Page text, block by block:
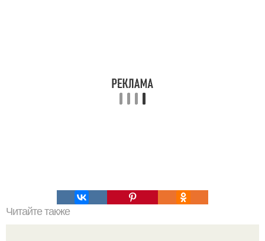
Читайте также